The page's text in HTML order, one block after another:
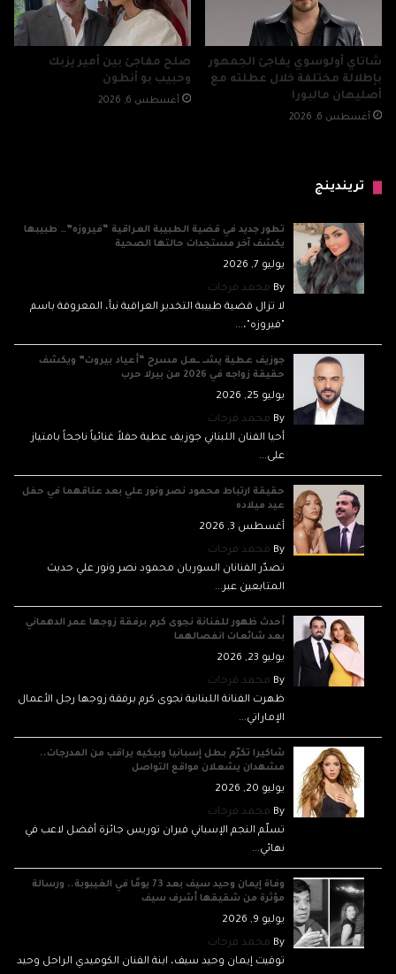
شاتاي أولوسوي يفاجئ الجمهور
بإطلالة مختلفة خلال عطلته مع
أصليهان مالبورا
أغسطس 6, 2026
صلح مفاجئ بين أمير يزبك
وحبيب بو أنطون
أغسطس 6, 2026
تريندينج
تطور جديد في قضية الطبيبة العراقية “فيروزه”… طبيبها
يكشف آخر مستجدات حالتها الصحية
يوليو 7, 2026
By محمد فرحات
لا تزال قضية طبيبة التخدير العراقية نبأ، المعروفة باسم
"فيروزه"،...
جوزيف عطية يشــ ــعل مسرح “أعياد بيروت” ويكشف
حقيقة زواجه في 2026 من بيرلا حرب
يوليو 25, 2026
By محمد فرحات
أحيا الفنان اللبناني جوزيف عطية حفلاً غنائياً ناجحاً بامتياز
على...
حقيقة ارتباط محمود نصر ونور علي بعد عناقهما في حفل
عيد ميلاده
أغسطس 3, 2026
By محمد فرحات
تصدّر الفنانان السوريان محمود نصر ونور علي حديث
المتابعين عبر...
أحدث ظهور للفنانة نجوى كرم برفقة زوجها عمر الدهماني
بعد شائعات انفصالهما
يوليو 23, 2026
By محمد فرحات
ظهرت الفنانة اللبنانية نجوى كرم برفقة زوجها رجل الأعمال
الإماراتي...
شاكيرا تكرّم بطل إسبانيا وبيكيه يراقب من المدرجات..
مشهدان يشعلان مواقع التواصل
يوليو 20, 2026
By محمد فرحات
تسلّم النجم الإسباني فيران توريس جائزة أفضل لاعب في
نهائي...
وفاة إيمان وحيد سيف بعد 73 يومًا في الغيبوبة.. ورسالة
مؤثرة من شقيقها أشرف سيف
يوليو 9, 2026
By محمد فرحات
توفيت إيمان وحيد سيف، ابنة الفنان الكوميدي الراحل وحيد